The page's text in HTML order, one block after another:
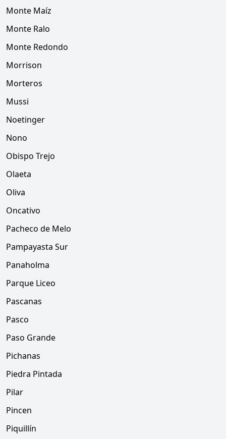
Monte Maíz
Monte Ralo
Monte Redondo
Morrison
Morteros
Mussi
Noetinger
Nono
Obispo Trejo
Olaeta
Oliva
Oncativo
Pacheco de Melo
Pampayasta Sur
Panaholma
Parque Liceo
Pascanas
Pasco
Paso Grande
Pichanas
Piedra Pintada
Pilar
Pincen
Piquillín